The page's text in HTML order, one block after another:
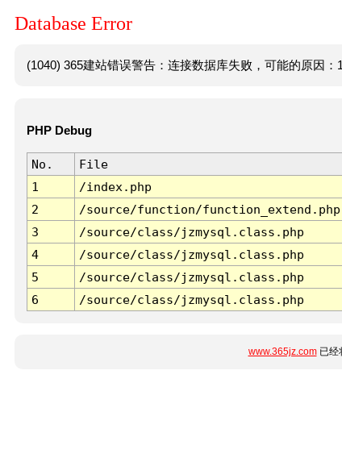
Database Error
(1040) 365建站错误警告：连接数据库失败，可能的原因：
PHP Debug
No. File
1
/index.php
2
/source/function/function_extend.php
3
/source/class/jzmysql.class.php
4
/source/class/jzmysql.class.php
5
/source/class/jzmysql.class.php
6
/source/class/jzmysql.class.php
www.365jz.com已经